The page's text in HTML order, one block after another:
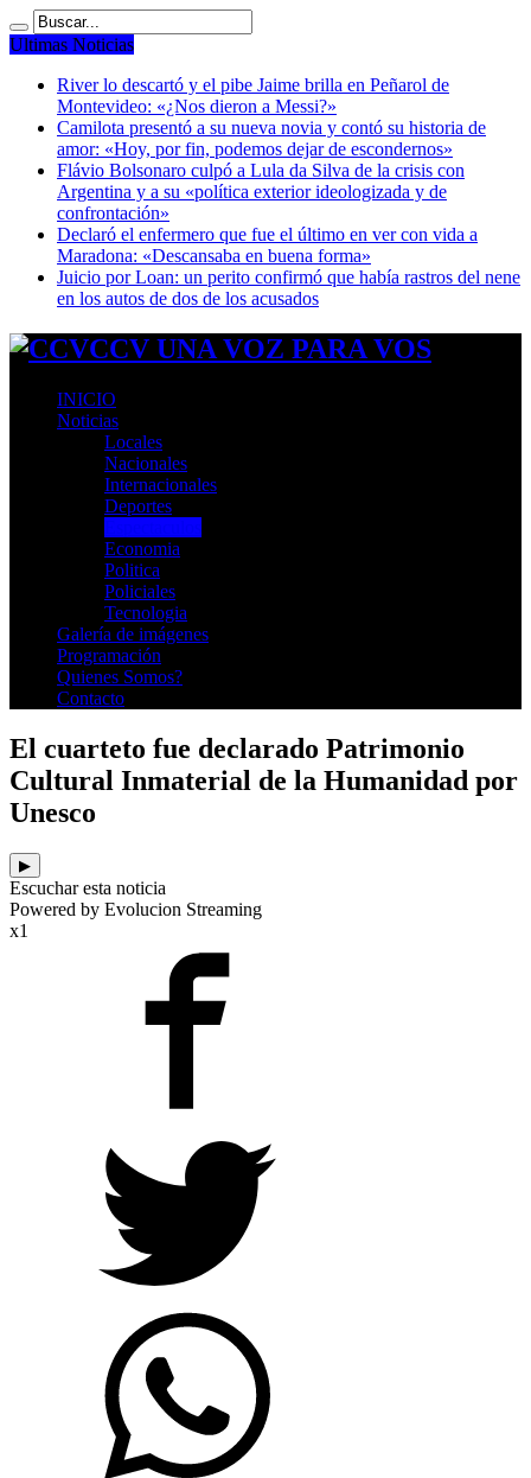
Ultimas Noticias
River lo descartó y el pibe Jaime brilla en Peñarol de
Montevideo: «¿Nos dieron a Messi?»
Camilota presentó a su nueva novia y contó su historia de
amor: «Hoy, por fin, podemos dejar de escondernos»
Flávio Bolsonaro culpó a Lula da Silva de la crisis con
Argentina y a su «política exterior ideologizada y de
confrontación»
Declaró el enfermero que fue el último en ver con vida a
Maradona: «Descansaba en buena forma»
Juicio por Loan: un perito confirmó que había rastros del nene
en los autos de dos de los acusados
CCV UNA VOZ PARA VOS
INICIO
Noticias
Locales
Nacionales
Internacionales
Deportes
Economia
Politica
Policiales
Tecnologia
Galería de imágenes
Programación
Quienes Somos?
Contacto
El cuarteto fue declarado Patrimonio
Cultural Inmaterial de la Humanidad por
Unesco
▶
Escuchar esta noticia
Powered by Evolucion Streaming
x1